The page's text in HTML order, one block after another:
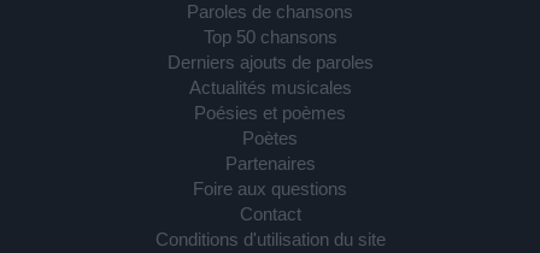
Paroles de chansons
Top 50 chansons
Derniers ajouts de paroles
Actualités musicales
Poésies et poèmes
Poètes
Partenaires
Foire aux questions
Contact
Conditions d'utilisation du site